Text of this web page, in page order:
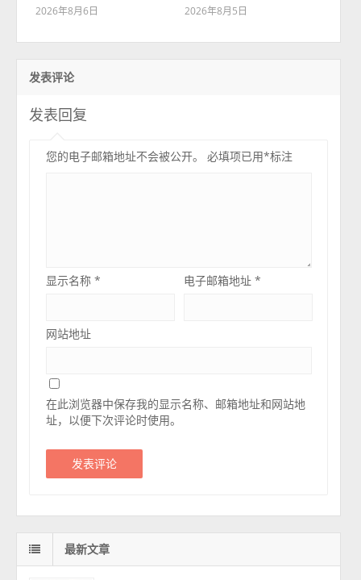
2026年8月6日 2026年8月5日
发表评论
发表回复
您的电子邮箱地址不会被公开。 必填项已用*标注
显示名称* 电子邮箱地址*
网站地址
在此浏览器中保存我的显示名称、邮箱地址和网站地
址，以便下次评论时使用。
最新文章